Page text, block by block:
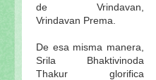
de Vrindavan,
Vrindavan Prema.
De esa misma manera,
Srila Bhaktivinoda
Thakur glorifica